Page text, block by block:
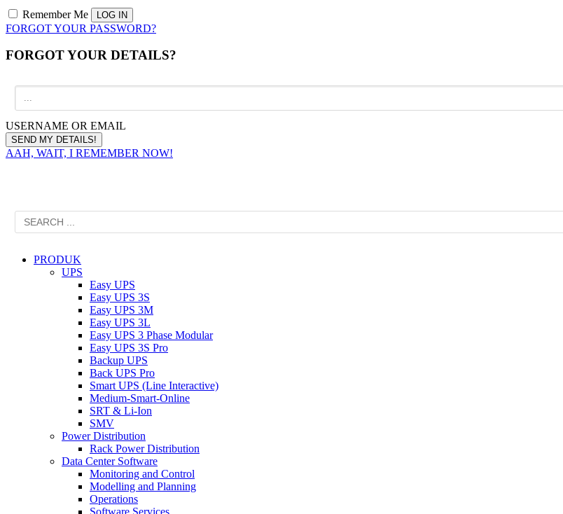
Remember Me
FORGOT YOUR PASSWORD?
FORGOT YOUR DETAILS?
USERNAME OR EMAIL
AAH, WAIT, I REMEMBER NOW!
PRODUK
UPS
Easy UPS
Easy UPS 3S
Easy UPS 3M
Easy UPS 3L
Easy UPS 3 Phase Modular
Easy UPS 3S Pro
Backup UPS
Back UPS Pro
Smart UPS (Line Interactive)
Medium-Smart-Online
SRT & Li-Ion
SMV
Power Distribution
Rack Power Distribution
Data Center Software
Monitoring and Control
Modelling and Planning
Operations